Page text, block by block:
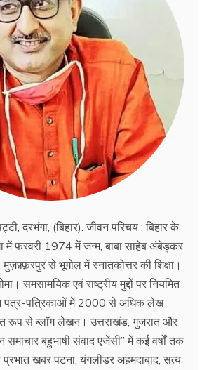
दरभंगा, (बिहार). जीवन परिचय : बिहार के
में फरवरी 1974 में जन्म, बाबा साहेब अंबेड्कर
मुज़फ़्फ़रपुर से भूगोल में स्नातकोत्तर की शिक्षा।
समसामयिक एवं राष्ट्रीय मुद्दों पर नियमित
पत्र-पत्रिकाओं में 2000 से अधिक लेख
रूप से ब्लाॅग लेखन। उत्तराखंड, गुजरात और
समाचार बहुभाषी संवाद एजेंसी’’ में कई वर्षों तक
खबर पटना, यंगलीडर अहमदाबाद, सत्य